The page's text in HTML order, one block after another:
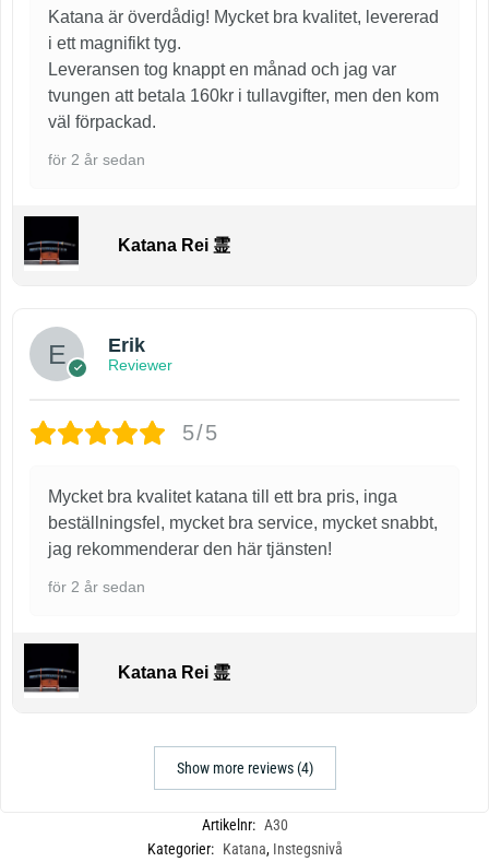
Katana är överdådig! Mycket bra kvalitet, levererad
i ett magnifikt tyg.
Leveransen tog knappt en månad och jag var
tvungen att betala 160kr i tullavgifter, men den kom
väl förpackad.
för 2 år sedan
Katana Rei 霊
Erik
Reviewer
5/5
Mycket bra kvalitet katana till ett bra pris, inga
beställningsfel, mycket bra service, mycket snabbt,
jag rekommenderar den här tjänsten!
för 2 år sedan
Katana Rei 霊
Show more reviews (4)
Artikelnr: A30
Kategorier: Katana, Instegsnivå